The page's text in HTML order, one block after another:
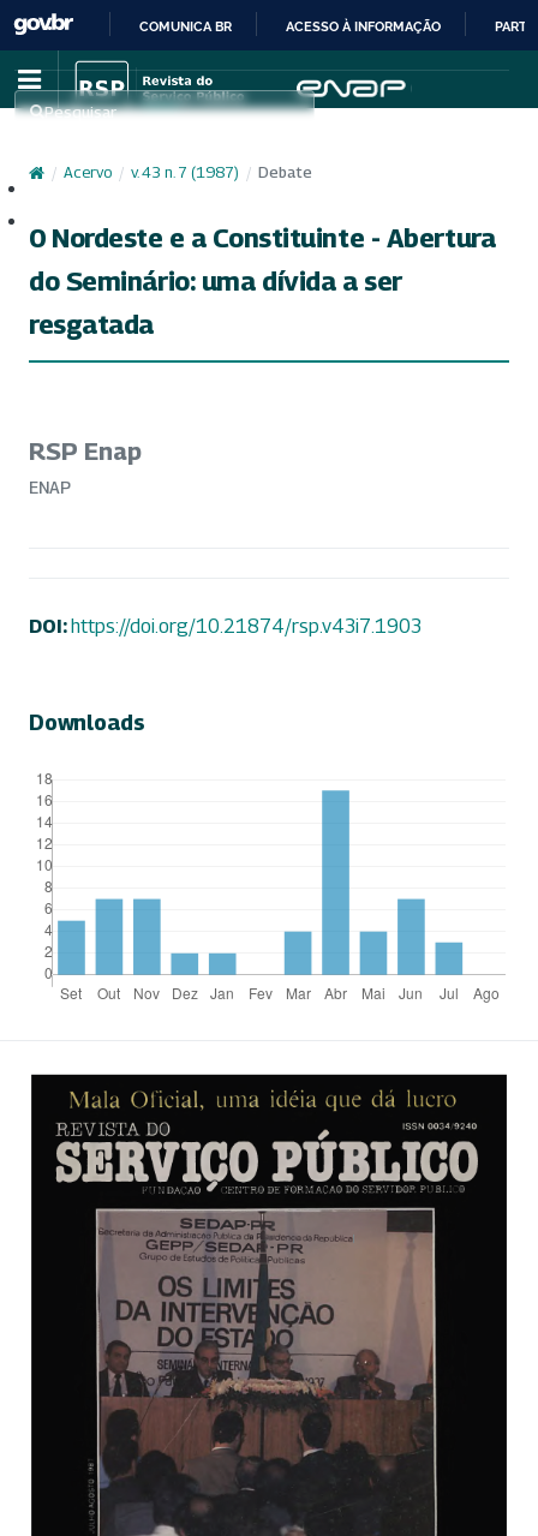
IR
PARA
CONTEÚDO
COMUNICA BR ACESSO À INFORMAÇÃO
Pesquisar
/ Acervo / v. 43 n. 7 (1987) / Debate
0 Nordeste e a Constituinte - Abertura
do Seminário: uma dívida a ser
resgatada
RSP Enap
ENAP
DOI:https://doi.org/10.21874/rsp.v43i7.1903
Downloads